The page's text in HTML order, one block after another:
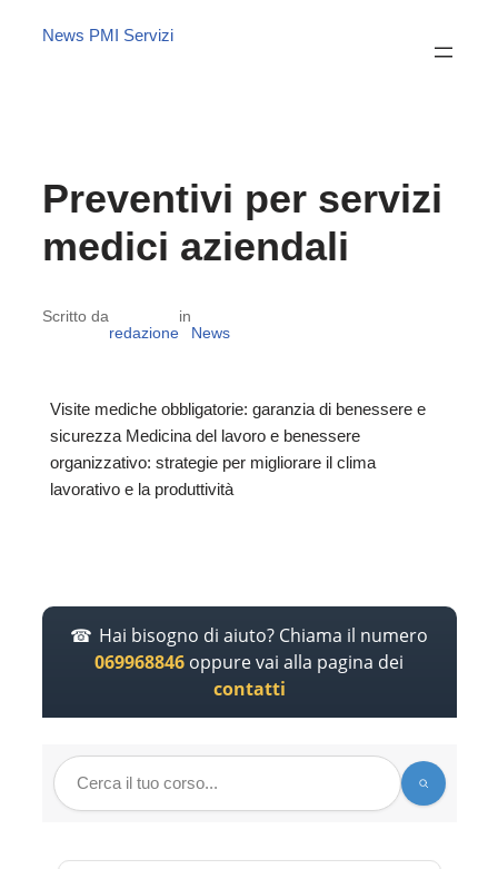
News PMI Servizi
Preventivi per servizi
medici aziendali
Scritto da
redazione
in
News
Visite mediche obbligatorie: garanzia di benessere e
sicurezza Medicina del lavoro e benessere
organizzativo: strategie per migliorare il clima
lavorativo e la produttività
Hai bisogno di aiuto? Chiama il numero
069968846 oppure vai alla pagina dei
contatti